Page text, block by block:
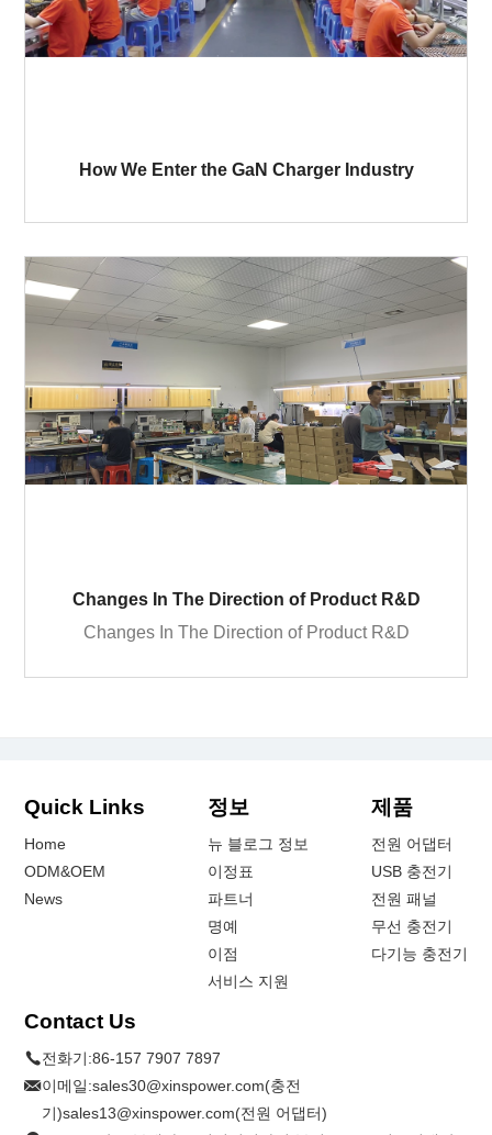
How We Enter the GaN Charger Industry
Changes In The Direction of Product R&D
Changes In The Direction of Product R&D
Quick Links
Home
ODM&OEM
News
정보
뉴 블로그 정보
이정표
파트너
명예
이점
서비스 지원
제품
전원 어댑터
USB 충전기
전원 패널
무선 충전기
다기능 충전기
Contact Us
전화기:86-157 7907 7897
이메일:sales30@xinspower.com(충전
기)sales13@xinspower.com(전원 어댑터)